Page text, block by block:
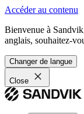
Accéder au contenu
Bienvenue à
anglais, souhaitez-
Changer de langue
Close